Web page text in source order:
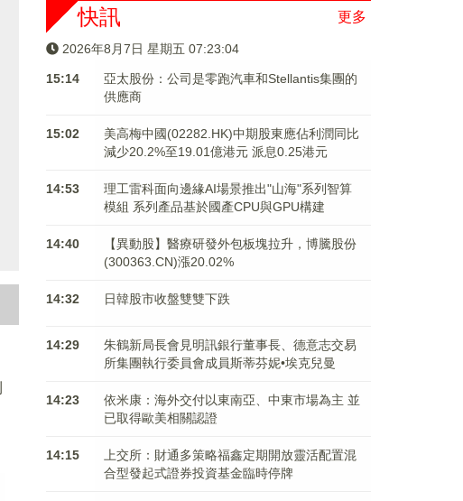
更多
快訊
2026年8月7日 星期五 07:23:04
15:14
亞太股份：公司是零跑汽車和Stellantis集團的
供應商
15:02
美高梅中國(02282.HK)中期股東應佔利潤同比
減少20.2%至19.01億港元 派息0.25港元
14:53
理工雷科面向邊緣AI場景推出"山海"系列智算
模組 系列產品基於國產CPU與GPU構建
14:40
【異動股】醫療研發外包板塊拉升，博騰股份
(300363.CN)漲20.02%
14:32 日韓股市收盤雙雙下跌
14:29
朱鶴新局長會見明訊銀行董事長、德意志交易
所集團執行委員會成員斯蒂芬妮•埃克兒曼
14:23
依米康：海外交付以東南亞、中東市場為主 並
已取得歐美相關認證
14:15
上交所：財通多策略福鑫定期開放靈活配置混
合型發起式證券投資基金臨時停牌